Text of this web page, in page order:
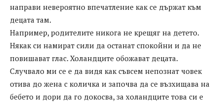
направи невероятно впечатление как се държат към
децата там.
Например, родителите никога не крещяг на детето.
Някак си намират сили да останат спокойни и да не
повишават глас. Холандците обожават децата.
Случвало ми се е да видя как съвсем непознат човек
отива до жена с количка и започва да се възхищава на
бебето и дори да го докосва, за холандците това си е